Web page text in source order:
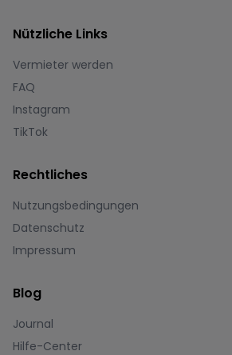
Nützliche Links
Vermieter werden
FAQ
Instagram
TikTok
Rechtliches
Nutzungsbedingungen
Datenschutz
Impressum
Blog
Journal
Hilfe-Center